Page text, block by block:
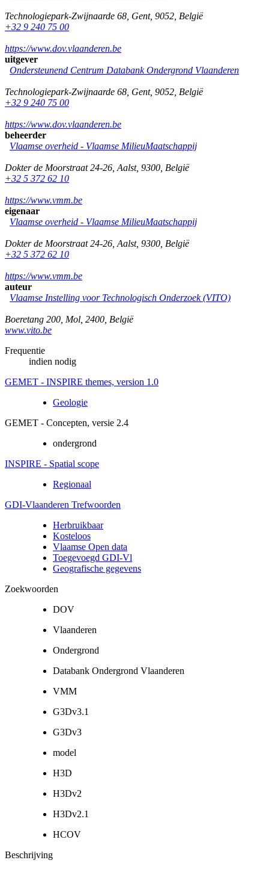
Technologiepark-Zwijnaarde 68 Gent, 9052 België
+32 9 240 75 00
https://www.dov.vlaanderen.be
uitgever
Ondersteunend Centrum Databank Ondergrond Vlaanderen
Technologiepark-Zwijnaarde 68 Gent, 9052 België
+32 9 240 75 00
https://www.dov.vlaanderen.be
beheerder
Vlaamse overheid - Vlaamse MilieuMaatschappij
Dokter de Moorstraat 24-26 Aalst, 9300 België
+32 5 372 62 10
https://www.vmm.be
eigenaar
Vlaamse overheid - Vlaamse MilieuMaatschappij
Dokter de Moorstraat 24-26 Aalst, 9300 België
+32 5 372 62 10
https://www.vmm.be
auteur
Vlaamse Instelling voor Technologisch Onderzoek (VITO)
Boeretang 200 Mol 2400 België
www.vito.be
Frequentie
indien nodig
GEMET - INSPIRE themes, version 1.0
Geologie
GEMET - Concepten, versie 2.4
ondergrond
INSPIRE - Spatial scope
Regionaal
GDI-Vlaanderen Trefwoorden
Herbruikbaar
Kosteloos
Vlaamse Open data
Toegevoegd GDI-Vl
Geografische gegevens
Zoekwoorden
DOV
Vlaanderen
Ondergrond
Databank Ondergrond Vlaanderen
VMM
G3Dv3.1
G3Dv3
model
H3D
H3Dv2
H3Dv2.1
HCOV
Beschrijving